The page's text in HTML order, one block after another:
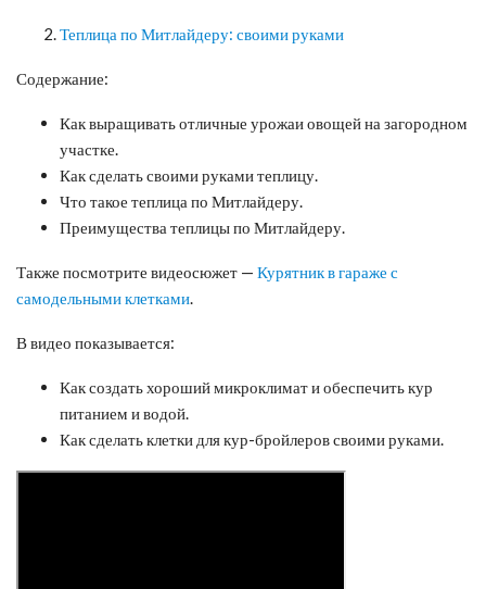
Теплица по Митлайдеру: своими руками
Содержание:
Как выращивать отличные урожаи овощей на загородном
участке.
Как сделать своими руками теплицу.
Что такое теплица по Митлайдеру.
Преимущества теплицы по Митлайдеру.
Также посмотрите видеосюжет — Курятник в гараже с
самодельными клетками.
В видео показывается:
Как создать хороший микроклимат и обеспечить кур
питанием и водой.
Как сделать клетки для кур-бройлеров своими руками.